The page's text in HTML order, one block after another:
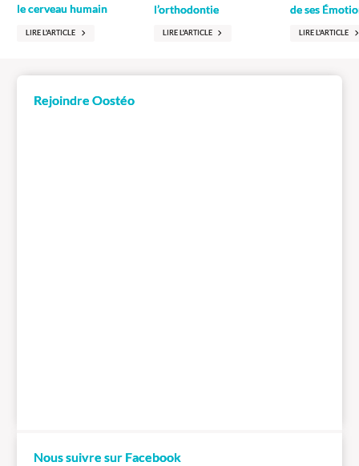
le cerveau humain
LIRE L'ARTICLE
l’orthodontie
LIRE L'ARTICLE
de ses
LIRE L'ARTICLE
Rejoindre Oostéo
Nous suivre sur Facebook